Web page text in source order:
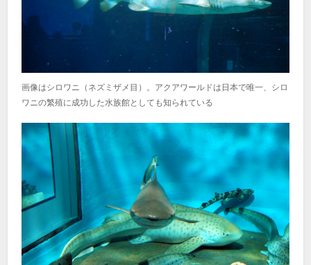
画像はシロワニ（ネズミザメ目）。アクアワールドは日本で唯一、シロ
ワニの繁殖に成功した水族館としても知られている